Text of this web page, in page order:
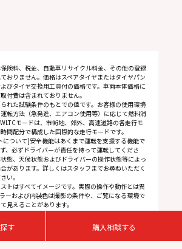
険料、税金、自動車リサイクル料金、その他の登録
おりません。価格はスペアタイヤまたはタイヤパン
びタイヤ交換用工具付の価格です。車両本体価格に
付費は含まれておりません。
れた試験条件のもとでの値です。お客様の使用環境
運転方法（急発進、エアコン使用等）に応じて燃料消
モードは、市街地、郊外、高速道路の各走行モ
間配分で構成した国際的な走行モードです。
ついて]安全機能はあくまで運転を支援する機能で
、必ずドライバーが責任を持って運転してくださ
態、天候状態およびドライバーの操作状態等によっ
があります。詳しくはスタッフまでお尋ねいただく
い。
トはすべてイメージです。実際の操作や動作とは異
ーおよび内装色は撮影の条件や、ご覧になる環境で
見えることがあります。
でご確認ください。
す 購入相談する